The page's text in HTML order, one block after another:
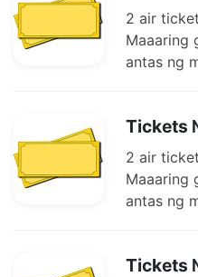
2 air
Maaaring
antas ng
Tickets
2 air
Maaaring
antas ng
Tickets